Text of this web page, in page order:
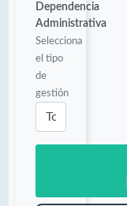
Dependencia
Administrativa
Selecciona
el tipo
de
gestión